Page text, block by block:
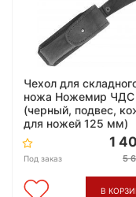
Чехол для
ножа Ножемир ЧДС
(черный, подвес,
для ножей 125 мм)
Под заказ
1
5
В